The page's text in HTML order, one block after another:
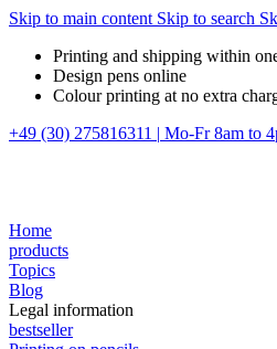
Skip to main content Skip to search
Printing and shipping within
Design pens online
Colour printing at no extra
+49 (30) 275816311 | Mo-Fr 8am to
Home
products
Topics
Blog
Legal information
bestseller